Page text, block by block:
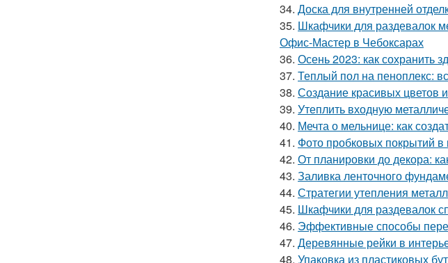
34. Доска для внутренней
35. Шкафчики для раздевалок
Офис-Мастер в Чебоксарах
36. Осень 2023: как сохранить
37. Теплый пол на пеноплекс:
38. Создание красивых цветов
39. Утеплить входную
40. Мечта о мельнице: как
41. Фото пробковых покрытий в
42. От планировки до декора:
43. Заливка ленточного
44. Стратегии утепления
45. Шкафчики для раздевалок
46. Эффективные способы
47. Деревянные рейки в
48. Упаковка из пластиковых